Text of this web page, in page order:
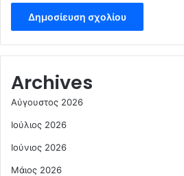
Archives
Αύγουστος 2026
Ιούλιος 2026
Ιούνιος 2026
Μάιος 2026